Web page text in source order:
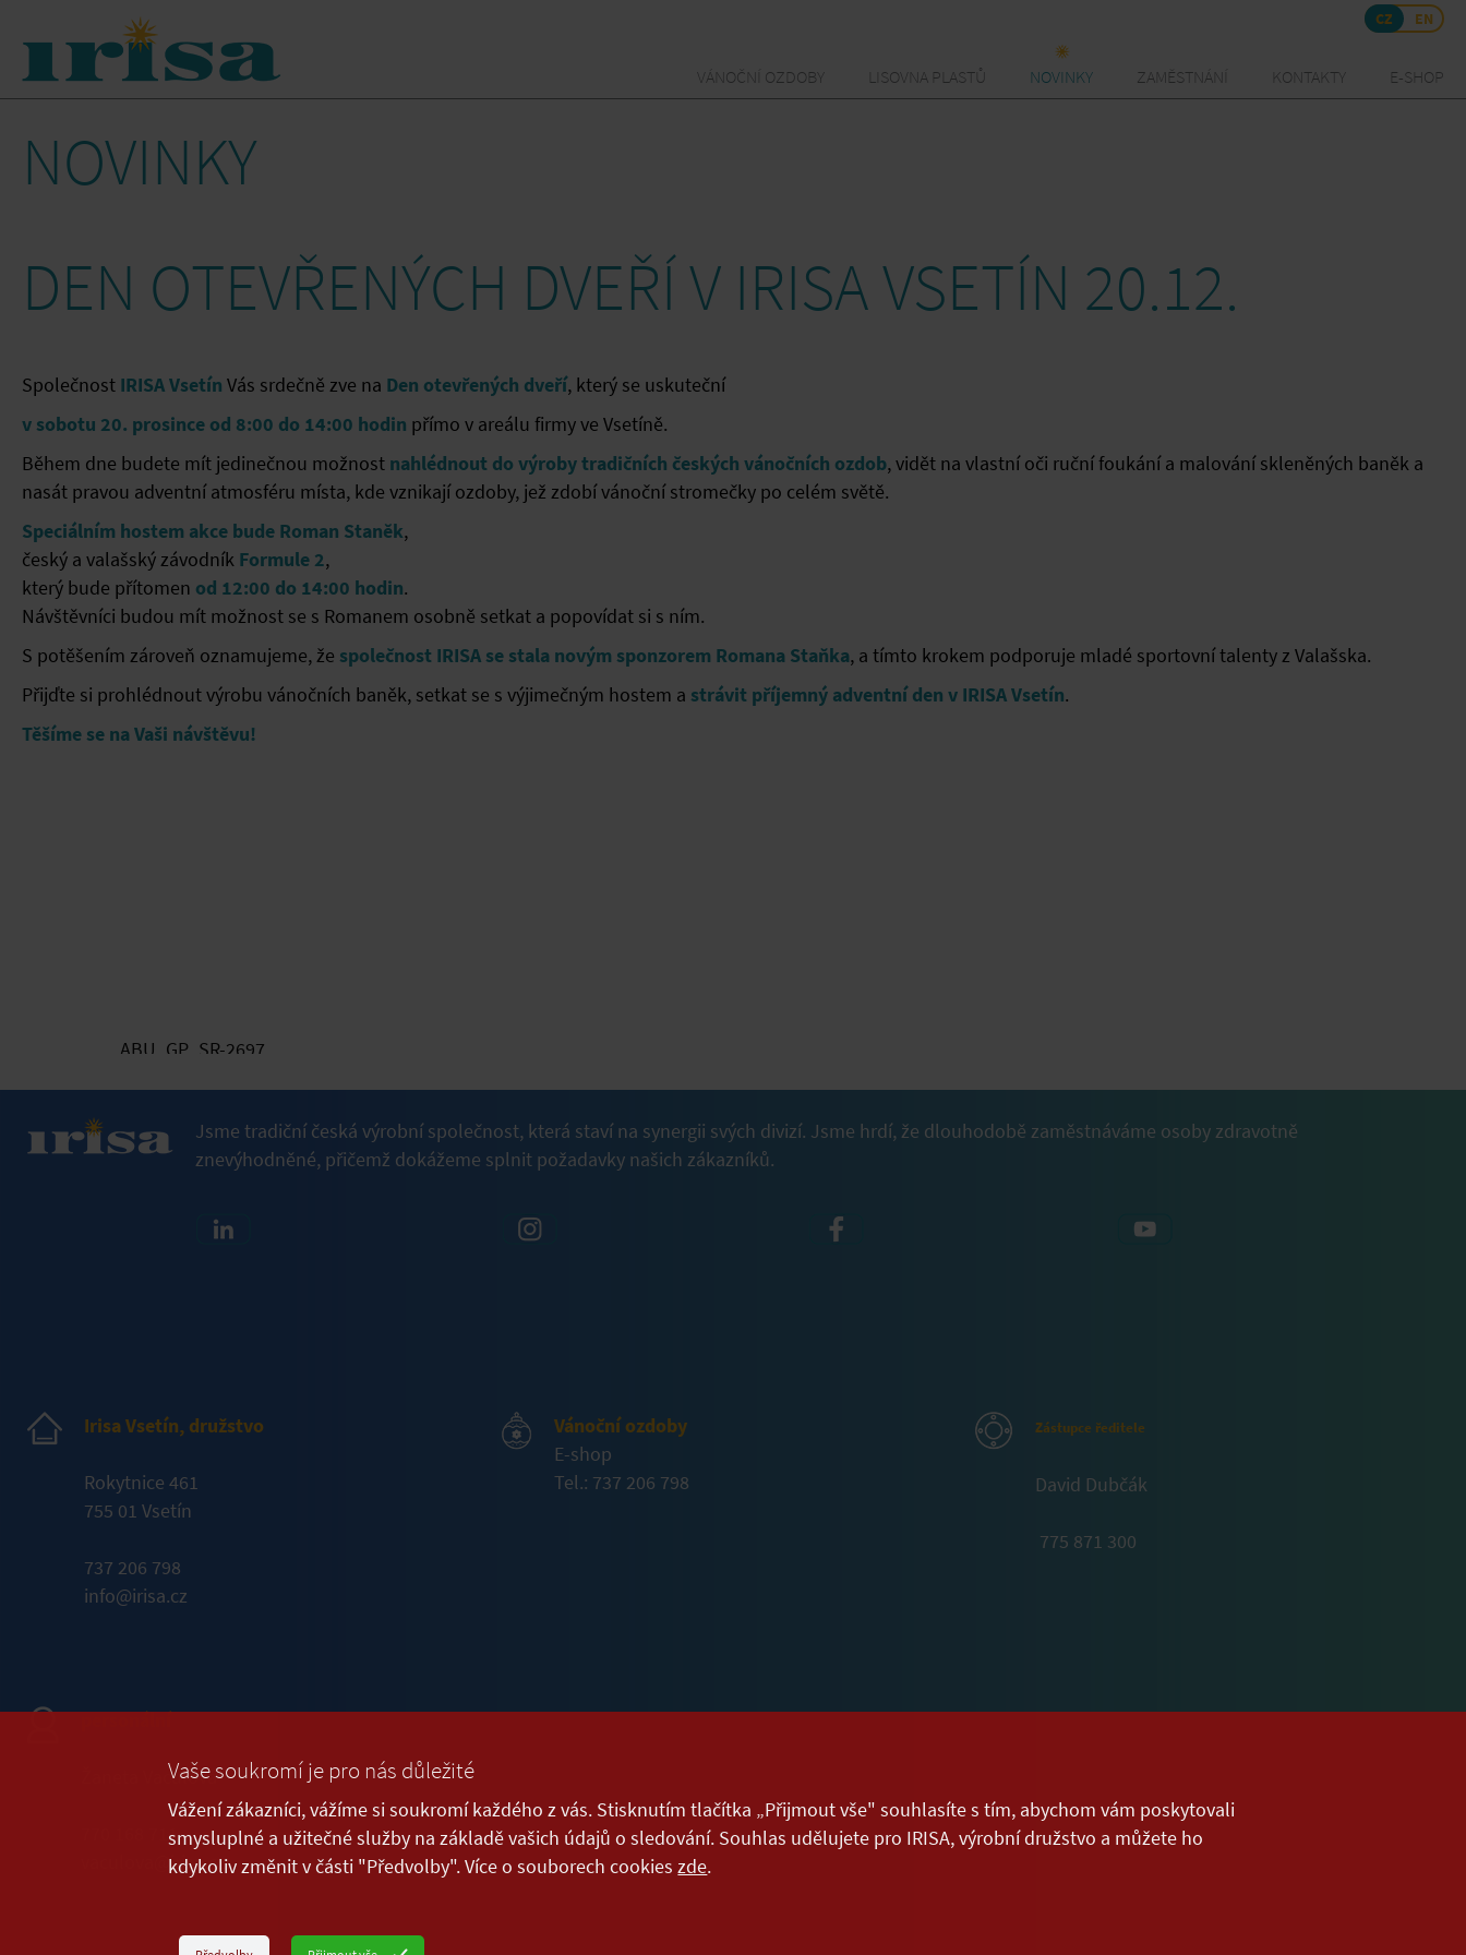
Vaše soukromí je pro nás důležité
Vážení zákazníci, vážíme si soukromí každého z vás. Stisknutím tlačítka „Přijmout vše" souhlasíte s tím, abychom vám poskytovali
smysluplné a užitečné služby na základě vašich údajů o sledování. Souhlas udělujete pro IRISA, výrobní družstvo a můžete ho
kdykoliv změnit v části "Předvolby". Více o souborech cookieszde.
CZ EN
E-SHOP
KONTAKTY
ZAMĚSTNÁNÍ
NOVINKY
LISOVNA PLASTŮ
VÁNOČNÍ OZDOBY
NOVINKY
DEN OTEVŘENÝCH DVEŘÍ V IRISA VSETÍN 20.12.
Společnost IRISA Vsetín Vás srdečně zve na Den otevřených dveří, který se uskuteční
v sobotu 20. prosince od 8:00 do 14:00 hodin přímo v areálu firmy ve Vsetíně.
Během dne budete mít jedinečnou možnost nahlédnout do výroby tradičních českých vánočních ozdob, vidět na vlastní oči ruční foukání a malování skleněných baněk a
nasát pravou adventní atmosféru místa, kde vznikají ozdoby, jež zdobí vánoční stromečky po celém světě.
Speciálním hostem akce bude Roman Staněk,
český a valašský závodník Formule 2,
který bude přítomen od 12:00 do 14:00 hodin.
Návštěvníci budou mít možnost se s Romanem osobně setkat a popovídat si s ním.
S potěšením zároveň oznamujeme, že společnost IRISA se stala novým sponzorem Romana Staňka, a tímto krokem podporuje mladé sportovní talenty z Valašska.
Přijďte si prohlédnout výrobu vánočních baněk, setkat se s výjimečným hostem a strávit příjemný adventní den v IRISA Vsetín.
Těšíme se na Vaši návštěvu!
ABU_GP_SR-2697
Jsme tradiční česká výrobní společnost, která staví na synergii svých divizí. Jsme hrdí, že dlouhodobě zaměstnáváme osoby zdravotně
znevýhodněné, přičemž dokážeme splnit požadavky našich zákazníků.
Irisa Vsetín, družstvo
Rokytnice 461
755 01 Vsetín
737 206 798
info@irisa.cz
Vánoční ozdoby
E-shop
Tel.: 737 206 798
Zástupce ředitele
David Dubčák
775 871 300
Žaneta Vaculová
770 168 711
vaculova@irisa.cz